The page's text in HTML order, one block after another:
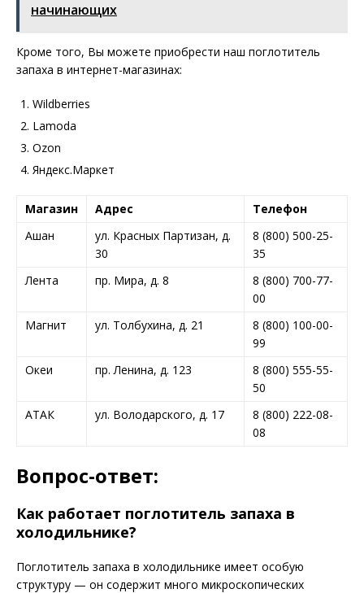
начинающих
Кроме того, Вы можете приобрести наш поглотитель
запаха в интернет-магазинах:
Wildberries
Lamoda
Ozon
Яндекс.Маркет
Магазин Адрес
Телефон
Ашан
ул. Красных Партизан, д.
30
8 (800) 500-25-
35
Лента
пр. Мира, д. 8
8 (800) 700-77-
00
Магнит
ул. Толбухина, д. 21
8 (800) 100-00-
99
Океи
пр. Ленина, д. 123
8 (800) 555-55-
50
АТАК
ул. Володарского, д. 17
8 (800) 222-08-
08
Вопрос-ответ:
Как работает поглотитель запаха в
холодильнике?
Поглотитель запаха в холодильнике имеет особую
структуру — он содержит много микроскопических